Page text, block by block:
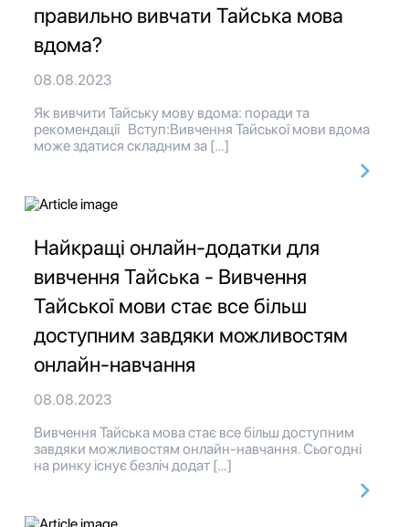
правильно вивчати Тайська мова
вдома?
08.08.2023
Як вивчити Тайську мову вдома: поради та
рекомендації Вступ:Вивчення Тайської мови вдома
може здатися складним за […]
Найкращі онлайн-додатки для
вивчення Тайська - Вивчення
Тайської мови стає все більш
доступним завдяки можливостям
онлайн-навчання
08.08.2023
Вивчення Тайська мова стає все більш доступним
завдяки можливостям онлайн-навчання. Сьогодні
на ринку існує безліч додат […]